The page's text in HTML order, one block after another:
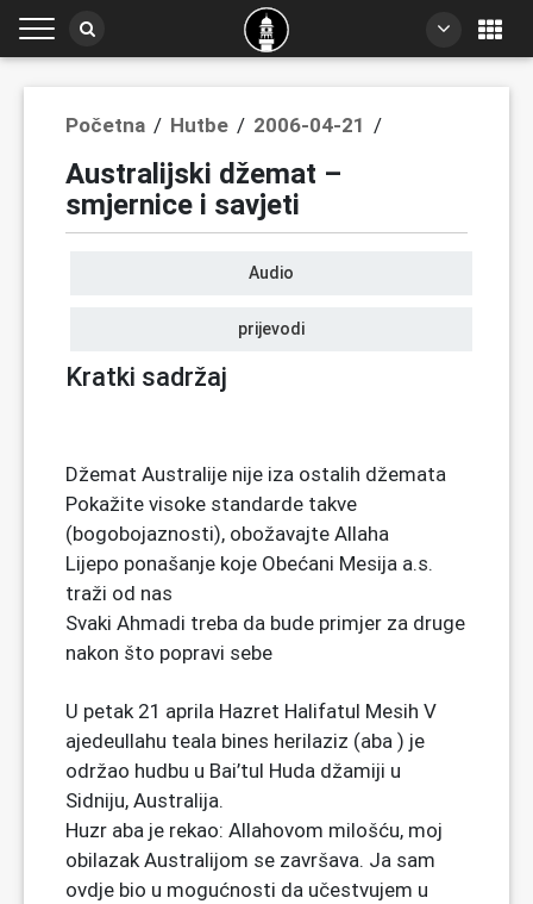
Početna / Hutbe / 2006-04-21 /
Australijski džemat –
smjernice i savjeti
Audio
prijevodi
Kratki sadržaj
Džemat Australije nije iza ostalih džemata
Pokažite visoke standarde takve
(bogobojaznosti), obožavajte Allaha
Lijepo ponašanje koje Obećani Mesija a.s.
traži od nas
Svaki Ahmadi treba da bude primjer za druge
nakon što popravi sebe
U petak 21 aprila Hazret Halifatul Mesih V
ajedeullahu teala bines herilaziz (aba ) je
održao hudbu u Bai’tul Huda džamiji u
Sidniju, Australija.
Huzr aba je rekao: Allahovom milošću, moj
obilazak Australijom se završava. Ja sam
ovdje bio u mogućnosti da učestvujem u